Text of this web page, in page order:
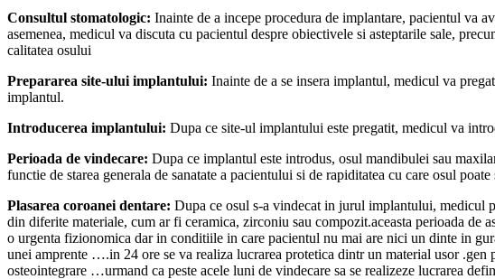
Consultul stomatologic: Inainte de a incepe procedura de implantare, pacientul va
asemenea, medicul va discuta cu pacientul despre obiectivele si asteptarile sale,
calitatea osului
Prepararea site-ului implantului: Inainte de a se insera implantul, medicul va
implantul.
Introducerea implantului: Dupa ce site-ul implantului este pregatit, medicul va
Perioada de vindecare: Dupa ce implantul este introdus, osul mandibulei sau
functie de starea generala de sanatate a pacientului si de rapiditatea cu care osul poate
Plasarea coroanei dentare: Dupa ce osul s-a vindecat in jurul implantului, medicul
din diferite materiale, cum ar fi ceramica, zirconiu sau compozit.aceasta perioada
o urgenta fizionomica dar in conditiile in care pacientul nu mai are nici un dinte in
unei amprente ….in 24 ore se va realiza lucrarea protetica dintr un material usor
osteointegrare …urmand ca peste acele luni de vindecare sa se realizeze lucrarea